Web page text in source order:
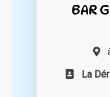
BAR
La